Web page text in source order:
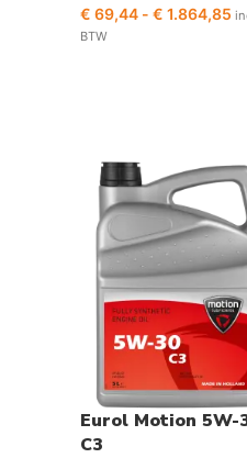
€ 69,44 - € 1.864,85
BTW
Eurol Motion 5W-
C3